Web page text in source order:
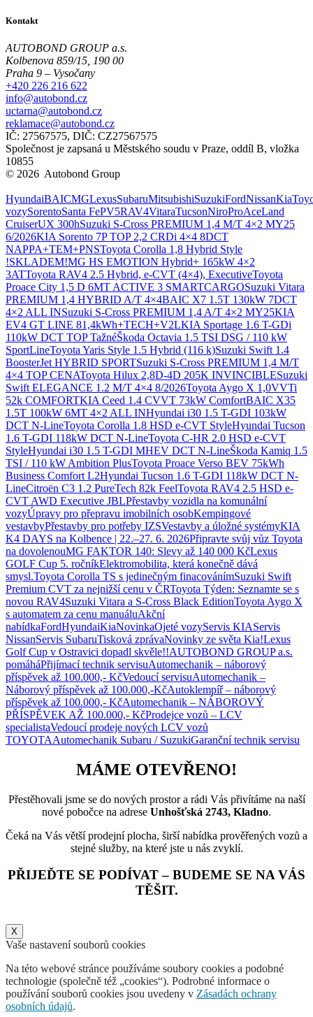
Kontakt
AUTOBOND GROUP a.s.
Kolbenova 859/15, 190 00
Praha 9 – Vysočany
+420 226 216 622
info@autobond.cz
uctarna@autobond.cz
reklamace@autobond.cz
IČ: 27567575, DIČ: CZ27567575
Společnost je zapsaná u Městského soudu v Praze, oddíl B, vložka
10855
© 2026 Autobond Group
HyundaiBAICMGLexusSubaruMitsubishiSuzukiFordNissanKia
vozySorentoSanta FePV5RAV4VitaraTucsonNiroProAceLand
CruiserUX 300hSuzuki S-Cross PREMIUM 1,4 M/T 4×2 MY25
6/2026KIA Sorento 7P TOP 2,2 CRDi 4×4 8DCT
NAPPA+TEM+PNSToyota Corolla 1,8 Hybrid Style
!SKLADEM!MG HS EMOTION Hybrid+ 165kW 4×2
3ATToyota RAV4 2.5 Hybrid, e-CVT (4×4), ExecutiveToyota
Proace City 1,5 D 6MT ACTIVE 3 SMARTCARGOSuzuki Vitara
PREMIUM 1,4 HYBRID A/T 4×4BAIC X7 1.5T 130kW 7DCT
4×2 ALL INSuzuki S-Cross PREMIUM 1,4 A/T 4×2 MY25KIA
EV4 GT LINE 81,4kWh+TECH+V2LKIA Sportage 1.6 T-GDi
110kW DCT TOP TažnéŠkoda Octavia 1.5 TSI DSG / 110 kW
SportLineToyota Yaris Style 1.5 Hybrid (116 k)Suzuki Swift 1.4
BoosterJet HYBRID SPORTSuzuki S-Cross PREMIUM 1,4 M/T
4×4 TOP CENAToyota Hilux 2,8D-4D 205K INVINCIBLESuzuki
Swift ELEGANCE 1.2 M/T 4×4 8/2026Toyota Aygo X 1,0VVTi
52k COMFORTKIA Ceed 1.4 CVVT 73kW ComfortBAIC X35
1.5T 100kW 6MT 4×2 ALL INHyundai i30 1.5 T-GDI 103kW
DCT N-LineToyota Corolla 1.8 HSD e-CVT StyleHyundai Tucson
1.6 T-GDI 118kW DCT N-LineToyota C-HR 2.0 HSD e-CVT
StyleHyundai i30 1.5 T-GDI MHEV DCT N-LineŠkoda Kamiq 1.5
TSI / 110 kW Ambition PlusToyota Proace Verso BEV 75kWh
Business Comfort L2Hyundai Tucson 1.6 T-GDI 118kW DCT N-
LineCitroën C3 1.2 PureTech 82k FeelToyota RAV4 2.5 HSD e-
CVT AWD Executive JBLPřestavby vozidla na komunální
vozyÚpravy pro přepravu imobilních osobKempingové
vestavbyPřestavby pro potřeby IZSVestavby a úložné systémyKIA
K4 DAYS na Kolbence | 22.–27. 6. 2026Připravte svůj vůz Toyota
na dovolenouMG FAKTOR 140: Slevy až 140 000 KčLexus
GOLF Cup 5. ročníkElektromobilita, která konečně dává
smysl.Toyota Corolla TS s jedinečným finacovánímSuzuki Swift
Premium CVT za nejnižší cenu v ČRToyota Týden: Seznamte se s
novou RAV4Suzuki Vitara a S-Cross Black EditionToyota Aygo X
s automatem za cenu manuáluAkční
nabídkaFordHyundaiKiaNovinkaOjeté vozyServis KIAServis
NissanServis SubaruTisková zprávaNovinky ze světa Kia!Lexus
Golf Cup v Ostravici dopadl skvěle!!AUTOBOND GROUP a.s.
pomáháPřijímací technik servisuAutomechanik – náborový
příspěvek až 100.000,- KčVedoucí servisuAutomechanik –
Náborový příspěvek až 100.000,-KčAutoklempíř – náborový
příspěvek až 100.000,- KčAutomechanik – NÁBOROVÝ
PŘÍSPĚVEK AŽ 100.000,- KčProdejce vozů – LCV
specialistaVedoucí prodeje nových LCV vozů
TOYOTAAutomechanik Subaru / SuzukiGaranční technik servisu
MÁME OTEVŘENO!
Přestěhovali jsme se do nových prostor a rádi Vás přivítáme na naší
nové pobočce na adrese Unhošťská 2743, Kladno.
Čeká na Vás větší prodejní plocha, širší nabídka prověřených vozů a
stejné služby, na které jste u nás zvyklí.
PŘIJEĎTE SE PODÍVAT – BUDEME SE NA VÁS
TĚŠIT.
X
Vaše nastavení souborů cookies
Na této webové stránce používáme soubory cookies a podobné
technologie (společně též „cookies“). Podrobné informace o
používání souborů cookies jsou uvedeny v Zásadách ochrany
osobních údajů.